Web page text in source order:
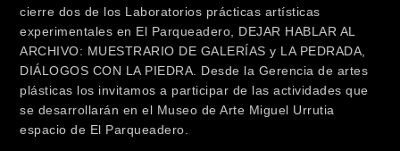
cierre dos de los Laboratorios prácticas artísticas
experimentales en El Parqueadero, DEJAR HABLAR AL
ARCHIVO: MUESTRARIO DE GALERÍAS y LA PEDRADA,
DIÁLOGOS CON LA PIEDRA. Desde la Gerencia de artes
plásticas los invitamos a participar de las actividades que
se desarrollarán en el Museo de Arte Miguel Urrutia
espacio de El Parqueadero.